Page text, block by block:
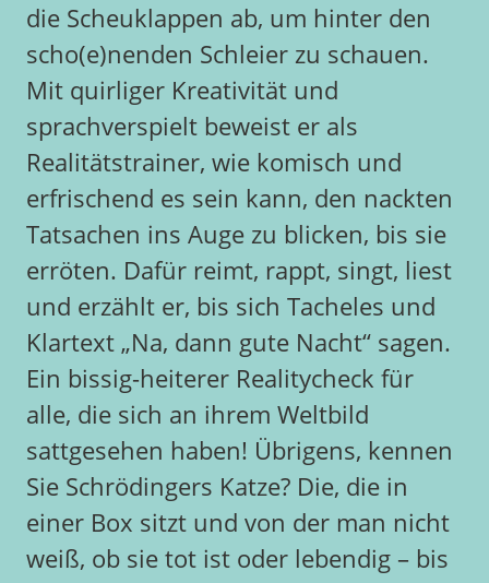
die Scheuklappen ab, um hinter den
scho(e)nenden Schleier zu schauen.
Mit quirliger Kreativität und
sprachverspielt beweist er als
Realitätstrainer, wie komisch und
erfrischend es sein kann, den nackten
Tatsachen ins Auge zu blicken, bis sie
erröten. Dafür reimt, rappt, singt, liest
und erzählt er, bis sich Tacheles und
Klartext „Na, dann gute Nacht“ sagen.
Ein bissig-heiterer Realitycheck für
alle, die sich an ihrem Weltbild
sattgesehen haben! Übrigens, kennen
Sie Schrödingers Katze? Die, die in
einer Box sitzt und von der man nicht
weiß, ob sie tot ist oder lebendig – bis